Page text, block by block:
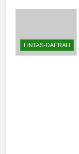
LINTAS-DAERAH